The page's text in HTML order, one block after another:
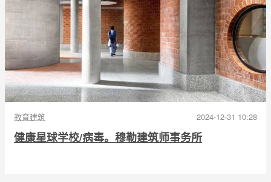
教育建筑 2024-12-31 10:28
健康星球学校/病毒。穆勒建筑师事务所